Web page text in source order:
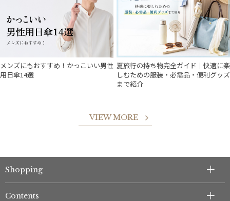
メンズにもおすすめ！かっこいい男性
用日傘14選
夏旅行の持ち物完全ガイド｜快適に楽
しむための服装・必需品・便利グッズ
まで紹介
VIEW MORE
Shopping
Contents